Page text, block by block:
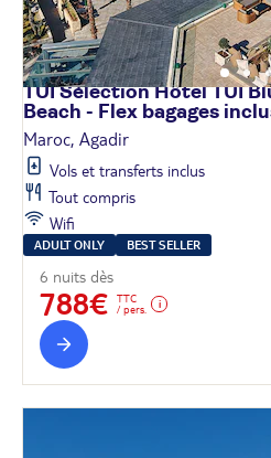
TUI Sélection Hôtel TUI
Beach - Flex bagages
Maroc, Agadir
Vols et transferts inclus
Tout compris
Wifi
ADULT ONLY BEST SELLER
6 nuits dès
788€
TTC
/ pers.